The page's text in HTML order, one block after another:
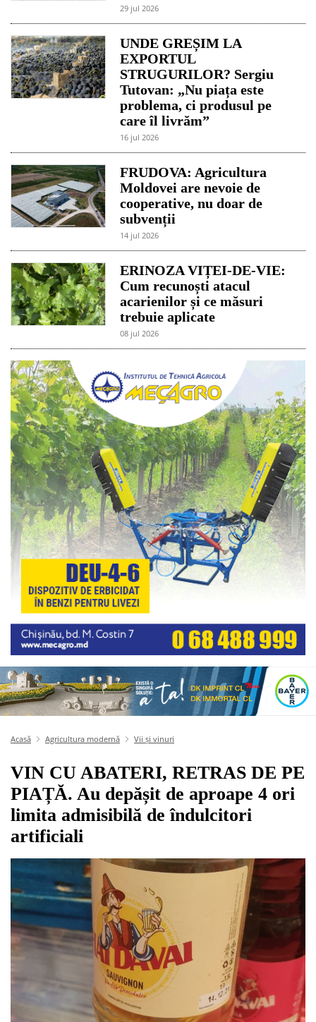
29 jul 2026
UNDE GREȘIM LA
EXPORTUL
STRUGURILOR? Sergiu
Tutovan: „Nu piața este
problema, ci produsul pe
care îl livrăm”
16 jul 2026
FRUDOVA: Agricultura
Moldovei are nevoie de
cooperative, nu doar de
subvenții
14 jul 2026
ERINOZA VIȚEI-DE-VIE:
Cum recunoști atacul
acarienilor și ce măsuri
trebuie aplicate
08 jul 2026
Acasă Agricultura modernă Vii și vinuri
VIN CU ABATERI, RETRAS DE PE
PIAȚĂ. Au depășit de aproape 4 ori
limita admisibilă de îndulcitori
artificiali